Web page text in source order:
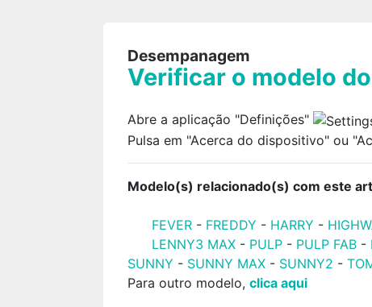
Desempanagem
Verificar o modelo
Abre a aplicação "Definições"
Pulsa em "Acerca do dispositivo" ou
Modelo(s) relacionado(s) com este
FEVER - FREDDY - HARRY -
LENNY3 MAX - PULP - PULP FAB -
SUNNY - SUNNY MAX - SUNNY2 -
Para outro modelo,clica aqui